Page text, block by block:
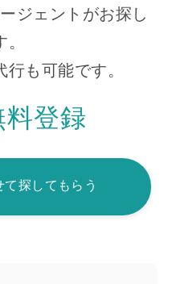
ジェントがお探し
も可能です。
登録
探してもらう